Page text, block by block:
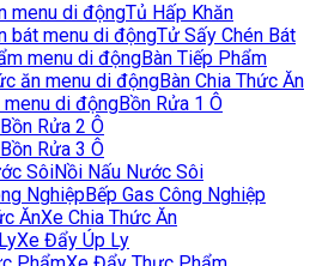
Tủ Hấp Khăn
Tử Sấy Chén Bát
Bàn Tiếp Phẩm
Bàn Chia Thức Ăn
Bồn Rửa 1 Ô
Bồn Rửa 2 Ô
Bồn Rửa 3 Ô
Nồi Nấu Nước Sôi
Bếp Gas Công Nghiệp
Xe Chia Thức Ăn
Xe Đẩy Úp Ly